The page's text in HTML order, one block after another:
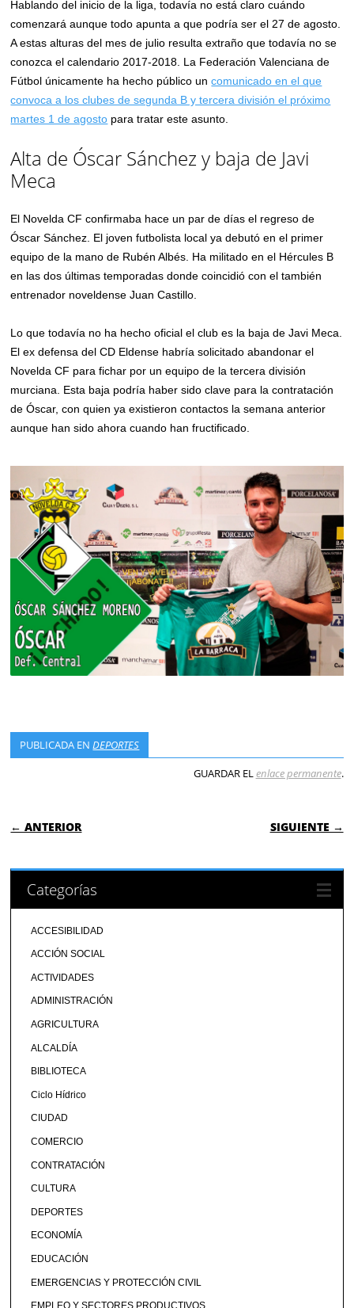
Hablando del inicio de la liga, todavía no está claro cuándo
comenzará aunque todo apunta a que podría ser el 27 de agosto.
A estas alturas del mes de julio resulta extraño que todavía no se
conozca el calendario 2017-2018. La Federación Valenciana de
Fútbol únicamente ha hecho público uncomunicado en el que
convoca a los clubes de segunda B y tercera división el próximo
martes 1 de agosto para tratar este asunto.
Alta de Óscar Sánchez y baja de Javi
Meca
El Novelda CF confirmaba hace un par de días el regreso de
Óscar Sánchez. El joven futbolista local ya debutó en el primer
equipo de la mano de Rubén Albés. Ha militado en el Hércules B
en las dos últimas temporadas donde coincidió con el también
entrenador noveldense Juan Castillo.
Lo que todavía no ha hecho oficial el club es la baja de Javi Meca.
El ex defensa del CD Eldense habría solicitado abandonar el
Novelda CF para fichar por un equipo de la tercera división
murciana. Esta baja podría haber sido clave para la contratación
de Óscar, con quien ya existieron contactos la semana anterior
aunque han sido ahora cuando han fructificado.
PUBLICADA ENDEPORTES
GUARDAR ELenlace permanente.
NAVEGACIÓN DE ENTRADAS
← ANTERIOR SIGUIENTE →
Categorías
ACCESIBILIDAD
ACCIÓN SOCIAL
ACTIVIDADES
ADMINISTRACIÓN
AGRICULTURA
ALCALDÍA
BIBLIOTECA
Ciclo Hídrico
CIUDAD
COMERCIO
CONTRATACIÓN
CULTURA
DEPORTES
ECONOMÍA
EDUCACIÓN
EMERGENCIAS Y PROTECCIÓN CIVIL
EMPLEO Y SECTORES PRODUCTIVOS